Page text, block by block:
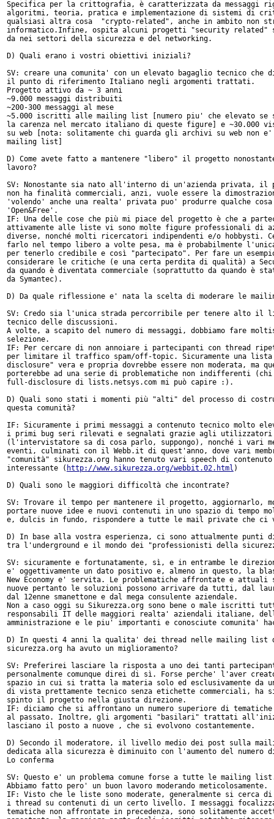
Specifica per la crittografia, è caratterizzata da messaggi
algoritmi, teoria, pratica e implementazione di sistemi di
qualsiasi altra cosa  "crypto-related", anche in ambito non
informatico.Infine, ospita alcuni progetti "security related"
da nei settori della sicurezza e del networking.
D) Quali erano i vostri obiettivi iniziali?
SV: creare una comunita' con un elevato bagaglio tecnico che
il punto di riferimento Italiano negli argomenti trattati.
Progetto attivo da ~ 3 anni
~9.000 messaggi distribuiti
~200-300 messaggi al mese
~5.000 iscritti alle mailing list [numero piu' che elevato se
la carenza nel mercato italiano di queste figure] e ~30.000
su web [nota: solitamente chi guarda gli archivi su web non
mailing list]
D) Come avete fatto a mantenere "libero" il progetto
lavoro?
SV: Nonostante sia nato all'interno di un'azienda privata, il
non ha finalità commerciali, anzi, vuole essere la
'volendo' anche una realta' privata puo' produrre qualche
'Open&Free'.
IF: Una delle cose che più mi piace del progetto è che a
attivamente alle liste vi sono molte figure professionali di
diverse, nonché molti ricercatori indipendenti e/o hobbysti.
farlo nel tempo libero a volte pesa, ma è probabilmente
per tenerlo credibile e così "partecipato". Per fare un
considerare le critiche (e una certa perdita di qualità) a
da quando è diventata commerciale (soprattutto da quando è
da Symantec).
D) Da quale riflessione e' nata la scelta di moderare le
SV: Credo sia l'unica strada percorribile per tenere alto il
tecnico delle discussioni.
A volte, a scapito del numero di messaggi, dobbiamo fare
selezione.
IF: Per cercare di non annoiare i partecipanti con thread
per limitare il traffico spam/off-topic. Sicuramente una
disclosure" vera e propria dovrebbe essere non moderata, ma
porterebbe ad una serie di problematiche non indifferenti (chi
full-disclosure di lists.netsys.com mi può capire :).
D) Quali sono stati i momenti più "alti" del processo di
questa comunità?
IF: Sicuramente i primi messaggi a contenuto tecnico molto
i primi bug seri rilevati e segnalati grazie agli
(l'intervistatore sa di cosa parlo, suppongo), nonché i vari
eventi, culminati con il Webb.it di quest'anno, dove vari
"comunità" sikurezza.org hanno tenuto vari speech di
interessante ( http://www.sikurezza.org/webbit.02.html )
D) Quali sono le maggiori difficoltà che incontrate?
SV: Trovare il tempo per mantenere il progetto, aggiornarlo,
portare nuove idee e nuovi contenuti in uno spazio di tempo
e, dulcis in fundo, rispondere a tutte le mail private che ci
D) In base alla vostra esperienza, ci sono attualmente punti
tra l'underground e il mondo dei "professionisti della
SV: sicuramente e fortunatamente, sì, e in entrambe le
e' oggettivamente un dato positivo e, almeno in questo, la
New Economy e' servita. Le problematiche affrontate e attuali
nuove pertanto le soluzioni possono arrivare da tutti, dal
dal 12enne smanettone e dal mega consulente aziendale.
Non a caso oggi su Sikurezza.org sono bene o male iscritti
responsabili IT delle maggiori realta' aziendali italiane,
amministrazione e le piu' importanti e conosciute comunita'
D) In questi 4 anni la qualita' dei thread nelle mailing list
sicurezza.org ha avuto un miglioramento?
SV: Preferirei lasciare la risposta a uno dei tanti
personalmente comunque direi di sì. Forse perche' l'aver
spazio in cui si tratta la materia solo ed esclusivamente da
di vista prettamente tecnico senza etichette commerciali, ha
spinto il progetto nella giusta direzione.
IF: diciamo che si affrontano un numero superiore di
al passato. Inoltre, gli argomenti "basilari" trattati
lasciano il posto a nuove , che si evolvono costantemente.
D) Secondo il moderatore, il livello medio dei post sulla
dedicata alla sicurezza è diminuito con l'aumento del
Lo conferma
SV: Questo e' un problema comune forse a tutte le mailing
Abbiamo fatto pero' un buon lavoro moderando meticolosamente.
IF: Visto che le liste sono moderate, generalmente si cerca di
i thread su contenuti di un certo livello. I messaggi
tematiche non affrontate in precedenza, sono solitamente